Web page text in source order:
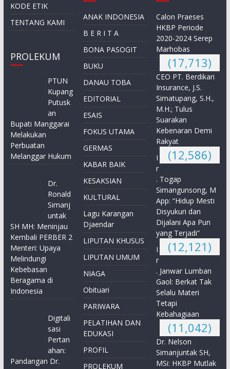
KODE ETIK
TENTANG KAMI
PROLEKUM
PTUN
Kupang
Putusk
an
Bupati Manggarai
Melakukan
Perbuatan
Melanggar Hukum
Dr.
Ronald
Simanj
untak
SH MH: Meninjau
Kembali PERBER 2
Menteri: Upaya
Melindungi
Kebebasan
Beragama di
Indonesia
Digitali
sasi
Pertan
ahan:
Pandangan Dr.
ANAK INDONESIA
B E R I T A
BONA PASOGIT
BUKU
DANAU TOBA
EDITORIAL
ESAIS
FOKUS UTAMA
GERMAS
KABAR BAIK
KESAKSIAN
KULTURAL
Lagu Karangan
Djaendar
LIPUTAN KHUSUS
LIPUTAN UMUM
NIAGA
Obituari
PARIWARA
PELATIHAN DAN
EDUKASI
PROFIL
PROLEKUM
Calon Praeses
HKBP Periode
2020-2024 Serep
Marhobas
(17,713)
CEO PT. Berdikari
Insurance, J.S.
Simatupang, S.H.,
M.H.; Tulus
Suarakan
Kebenaran Demi
Rakyat
(12,586)
I
r
. Togap
Simangunsong, M
App: “Hidup Mesti
Disyukuri dan
Dijalani Apa Pun
yang Terjadi”
(12,121)
I
r
. Janwar Lumban
Gaol: Berkat Tak
Selalu Materi
Tetapi
Kebahagiaan
(11,042)
Dr. Nelson
Simanjuntak SH,
MSi: HKBP Mutlak